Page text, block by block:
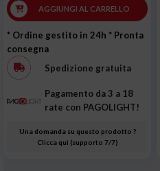
AGGIUNGI AL CARRELLO
* Ordine gestito in 24h * Pronta
consegna
Spedizione gratuita
Pagamento da 3 a 18
rate con PAGOLIGHT!
Una domanda su questo prodotto ?
Clicca qui (supporto 7/7)